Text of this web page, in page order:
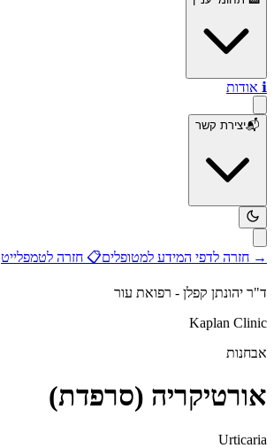
ℹ️ אודות
📬יצירת קשר
→ חזרה לדפי המידע למטופלים📋 חזרה לטמפלייט
ד"ר יהונתן קפלן - רפואת עור
Kaplan Clinic
אבחנות
אורטיקריה (סרפדת)
Urticaria